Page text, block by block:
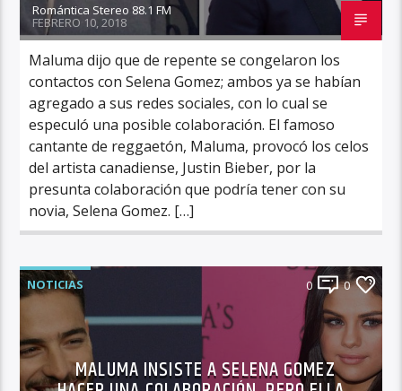
Romántica Stereo 88.1 FM
FEBRERO 10, 2018
Maluma dijo que de repente se congelaron los
contactos con Selena Gomez; ambos ya se habían
agregado a sus redes sociales, con lo cual se
especuló una posible colaboración. El famoso
cantante de reggaetón, Maluma, provocó los celos
del artista canadiense, Justin Bieber, por la
presunta colaboración que podría tener con su
novia, Selena Gomez. […]
NOTICIAS 0 0
MALUMA INSISTE A SELENA GOMEZ